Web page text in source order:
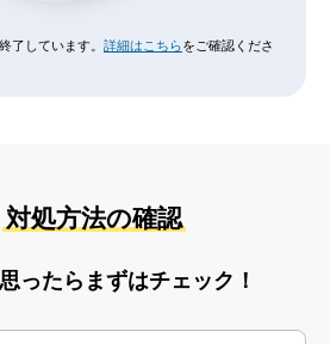
了しています。 詳細はこちらをご確認くださ
対処方法の確認
ったらまずはチェック！